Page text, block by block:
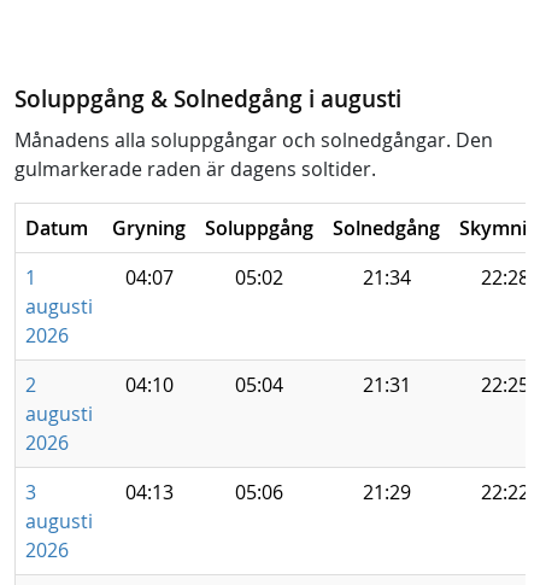
Soluppgång & Solnedgång i augusti
Månadens alla soluppgångar och solnedgångar. Den
gulmarkerade raden är dagens soltider.
Datum Gryning Soluppgång Solnedgång
1
augusti
2026
04:07 05:02 21:34 22:28
2
augusti
2026
04:10 05:04 21:31 22:25
3
augusti
2026
04:13 05:06 21:29 22:22